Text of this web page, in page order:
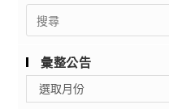
Search
for:
彙整公告
整
選取月份